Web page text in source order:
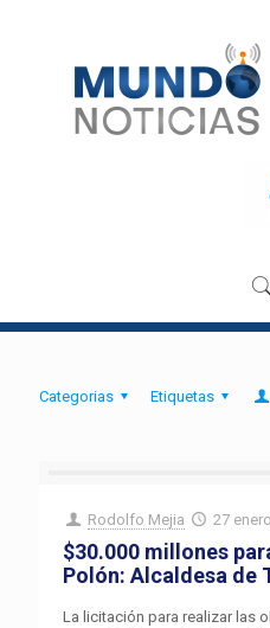
Categorias Etiquetas
Rodolfo Mejia 27
$30.000 millones
Polón: Alcaldesa de
La licitación para realizar las